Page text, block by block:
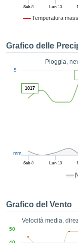
per
senza
clic sul
CONTINUA
Temperatura
Sab8 Lun 10
Grafico delle
Pioggia,
Sab8 Lun 10
5
mm
1017
Grafico del Vento
Velocità media,
50